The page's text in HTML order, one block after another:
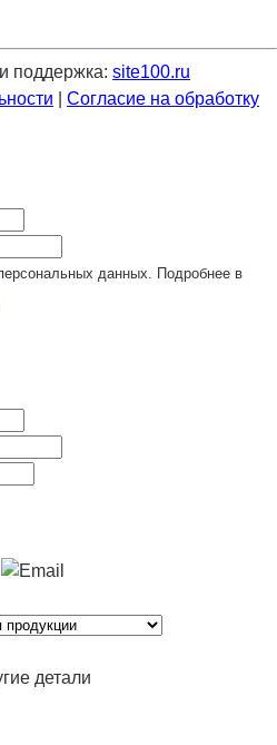
поддержка: site100.ru
Согласие на обработку
данных. Подробнее в
детали